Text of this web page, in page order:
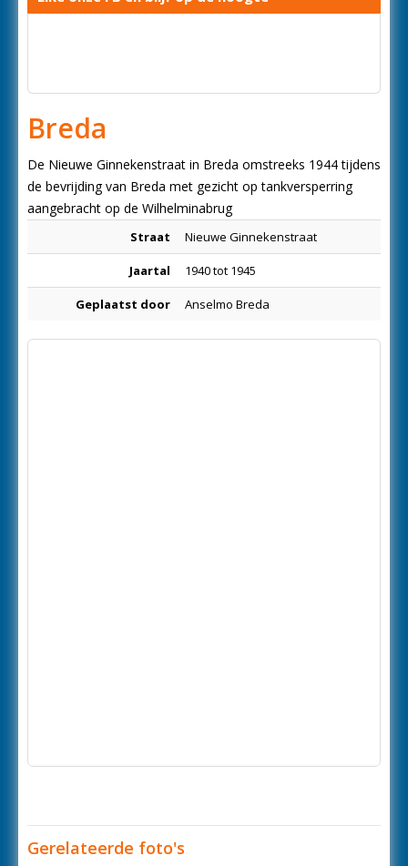
Breda
De Nieuwe Ginnekenstraat in Breda omstreeks 1944 tijdens
de bevrijding van Breda met gezicht op tankversperring
aangebracht op de Wilhelminabrug
Straat Nieuwe Ginnekenstraat
Jaartal 1940 tot 1945
Geplaatst door Anselmo Breda
Gerelateerde foto's